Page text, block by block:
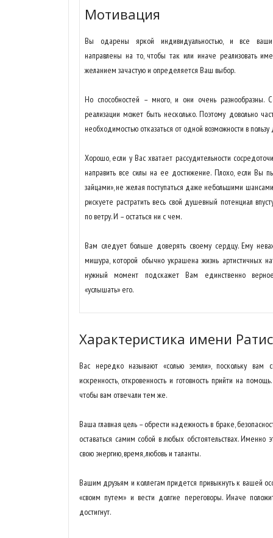
Мотивация
Вы одарены яркой индивидуальностью, и все
направлены на то, чтобы так или иначе реализовать
желанием зачастую и определяется Ваш выбор.
Но способностей – много, и они очень разнообразны.
реализации может быть несколько. Поэтому довольно
необходимостью отказаться от одной возможности в пользу
Хорошо, если у Вас хватает рассудительности
направить все силы на ее достижение. Плохо, если Вы
зайцами», не желая поступаться даже небольшими
рискуете растратить весь свой душевный потенциал
по ветру. И – остаться ни с чем.
Вам следует больше доверять своему сердцу. Ему
мишура, которой обычно украшена жизнь артистичных
нужный момент подскажет Вам единственно
«услышать» его.
Характеристика имени
Вас нередко называют «солью земли», поскольку вам
искренность, откровенность и готовность прийти на
чтобы вам отвечали тем же.
Ваша главная цель – обрести надежность в браке,
оставаться самим собой в любых обстоятельствах. Именно
свою энергию, время, любовь и таланты.
Вашим друзьям и коллегам придется привыкнуть к вашей
«своим путем» и вести долгие переговоры. Иначе
достигнут.